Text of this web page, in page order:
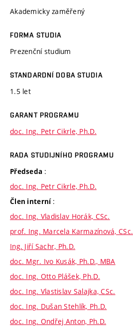
Akademicky zaměřený
FORMA STUDIA
Prezenční studium
STANDARDNÍ DOBA STUDIA
1.5 let
GARANT PROGRAMU
doc. Ing. Petr Cikrle, Ph.D.
RADA STUDIJNÍHO PROGRAMU
Předseda :
doc. Ing. Petr Cikrle, Ph.D.
Člen interní :
doc. Ing. Vladislav Horák, CSc.
prof. Ing. Marcela Karmazínová, CSc.
Ing. Jiří Sachr, Ph.D.
doc. Mgr. Ivo Kusák, Ph.D., MBA
doc. Ing. Otto Plášek, Ph.D.
doc. Ing. Vlastislav Salajka, CSc.
doc. Ing. Dušan Stehlík, Ph.D.
doc. Ing. Ondřej Anton, Ph.D.